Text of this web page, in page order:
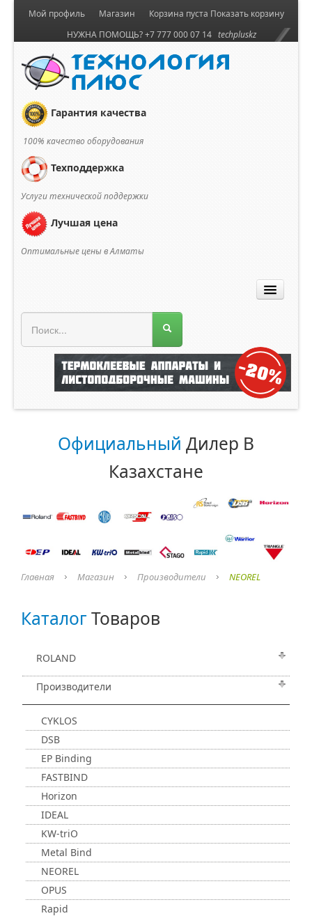
Корзина пуста Показать корзину
Мой профиль
Магазин
НУЖНА ПОМОЩЬ? +7 777 000 07 14 techpluskz
Гарантия качества
100% качество оборудования
Техподдержка
Услуги технической поддержки
Лучшая цена
Оптимальные цены в Алматы
Официальный Дилер В
Казахстане
Главная Магазин Производители NEOREL
КаталогТоваров
ROLAND
Производители
CYKLOS
DSB
EP Binding
FASTBIND
Horizon
IDEAL
KW-triO
Metal Bind
NEOREL
OPUS
Rapid